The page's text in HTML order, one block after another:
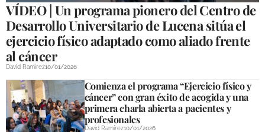
VÍDEO | Un programa pionero del Centro de
Desarrollo Universitario de Lucena sitúa el
ejercicio físico adaptado como aliado frente
al cáncer
David Ramírez10/01/2026
Comienza el programa “Ejercicio físico y
cáncer” con gran éxito de acogida y una
primera charla abierta a pacientes y
profesionales
David Ramírez10/01/2026